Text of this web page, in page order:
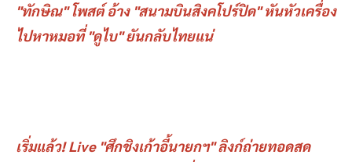
"ทักษิณ" โพสต์ อ้าง "สนามบินสิงคโปร์ปิด" หันหัวเครื่อง
ไปหาหมอที่ "ดูไบ" ยันกลับไทยแน่
เริ่มแล้ว! Live "ศึกชิงเก้าอี้นายกฯ" ลิงก์ถ่ายทอดสด